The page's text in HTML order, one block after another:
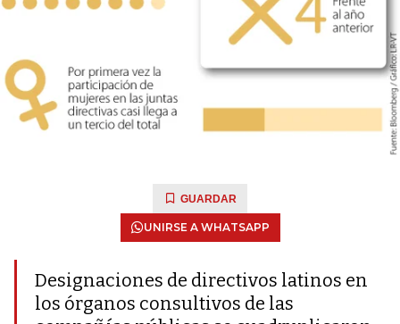
GUARDAR
UNIRSE A WHATSAPP
Designaciones de directivos latinos en
los órganos consultivos de las